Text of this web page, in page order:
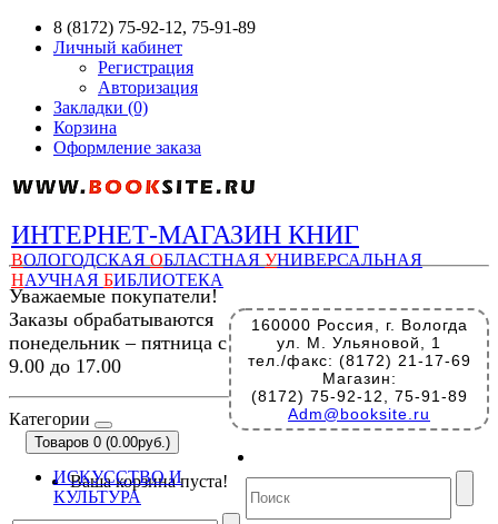
8 (8172) 75-92-12, 75-91-89
Личный кабинет
Регистрация
Авторизация
Закладки (0)
Корзина
Оформление заказа
ИНТЕРНЕТ-МАГАЗИН КНИГ
ВОЛОГОДСКАЯ ОБЛАСТНАЯ УНИВЕРСАЛЬНАЯ
НАУЧНАЯ БИБЛИОТЕКА
160000 Россия, г. Вологда
ул. М. Ульяновой, 1
тел./факс: (8172) 21-17-69
Магазин:
(8172) 75-92-12, 75-91-89
Adm@booksite.ru
Уважаемые покупатели!
Заказы обрабатываются
понедельник – пятница с
9.00 до 17.00
Категории
Товаров 0 (0.00руб.)
Ваша корзина пуста!
ИСКУССТВО И
КУЛЬТУРА